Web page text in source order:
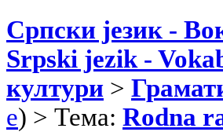
Српски језик -
Srpski jezik -
култури >
e) > Тема: Rodna